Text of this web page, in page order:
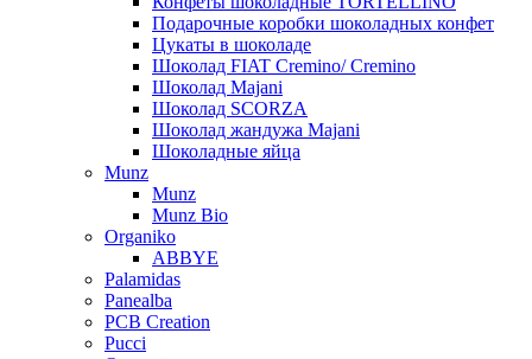
Подарочные коробки шоколадных конфет
Цукаты в шоколаде
Шоколад FIAT Cremino/ Cremino
Шоколад Majani
Шоколад SCORZA
Шоколад жандужа Majani
Шоколадные яйца
Munz
Munz
Munz Bio
Organiko
ABBYE
Palamidas
Panealba
PCB Creation
Pucci